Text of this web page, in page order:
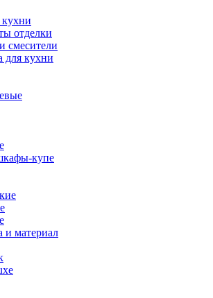
кухни
отделки
смесители
для кухни
купе
и материал